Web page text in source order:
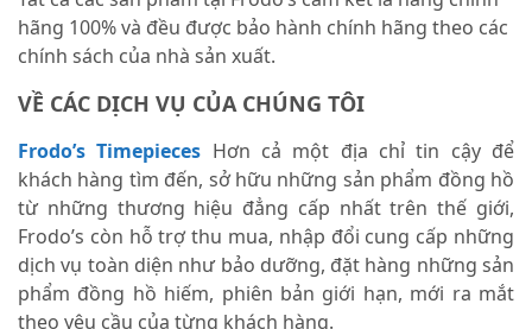
hãng 100% và đều được bảo hành chính hãng theo các
chính sách của nhà sản xuất.
VỀ CÁC DỊCH VỤ CỦA CHÚNG TÔI
Frodo’s Timepieces Hơn cả một địa chỉ tin cậy để
khách hàng tìm đến, sở hữu những sản phẩm đồng hồ
từ những thương hiệu đẳng cấp nhất trên thế giới,
Frodo’s còn hỗ trợ thu mua, nhập đổi cung cấp những
dịch vụ toàn diện như bảo dưỡng, đặt hàng những sản
phẩm đồng hồ hiếm, phiên bản giới hạn, mới ra mắt
theo yêu cầu của từng khách hàng.